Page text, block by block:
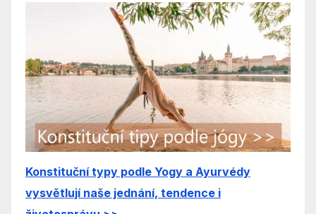
Konstituční typy podle Yogy a Ayurvédy
vysvětlují naše jednání, tendence i